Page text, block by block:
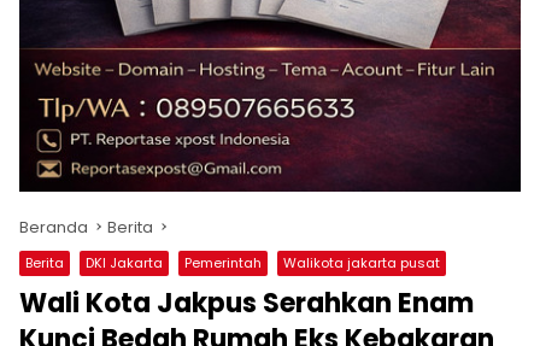
Beranda Berita
Berita DKI Jakarta Pemerintah Walikota jakarta pusat
Wali Kota Jakpus Serahkan Enam